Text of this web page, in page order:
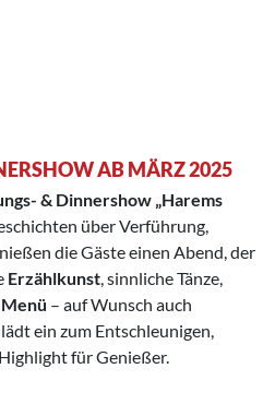
AB MÄRZ 2025
& Dinnershow „Harems
über Verführung,
die Gäste einen Abend, der
Erzählkunst, sinnliche Tänze,
– auf Wunsch auch
ein zum Entschleunigen,
für Genießer.